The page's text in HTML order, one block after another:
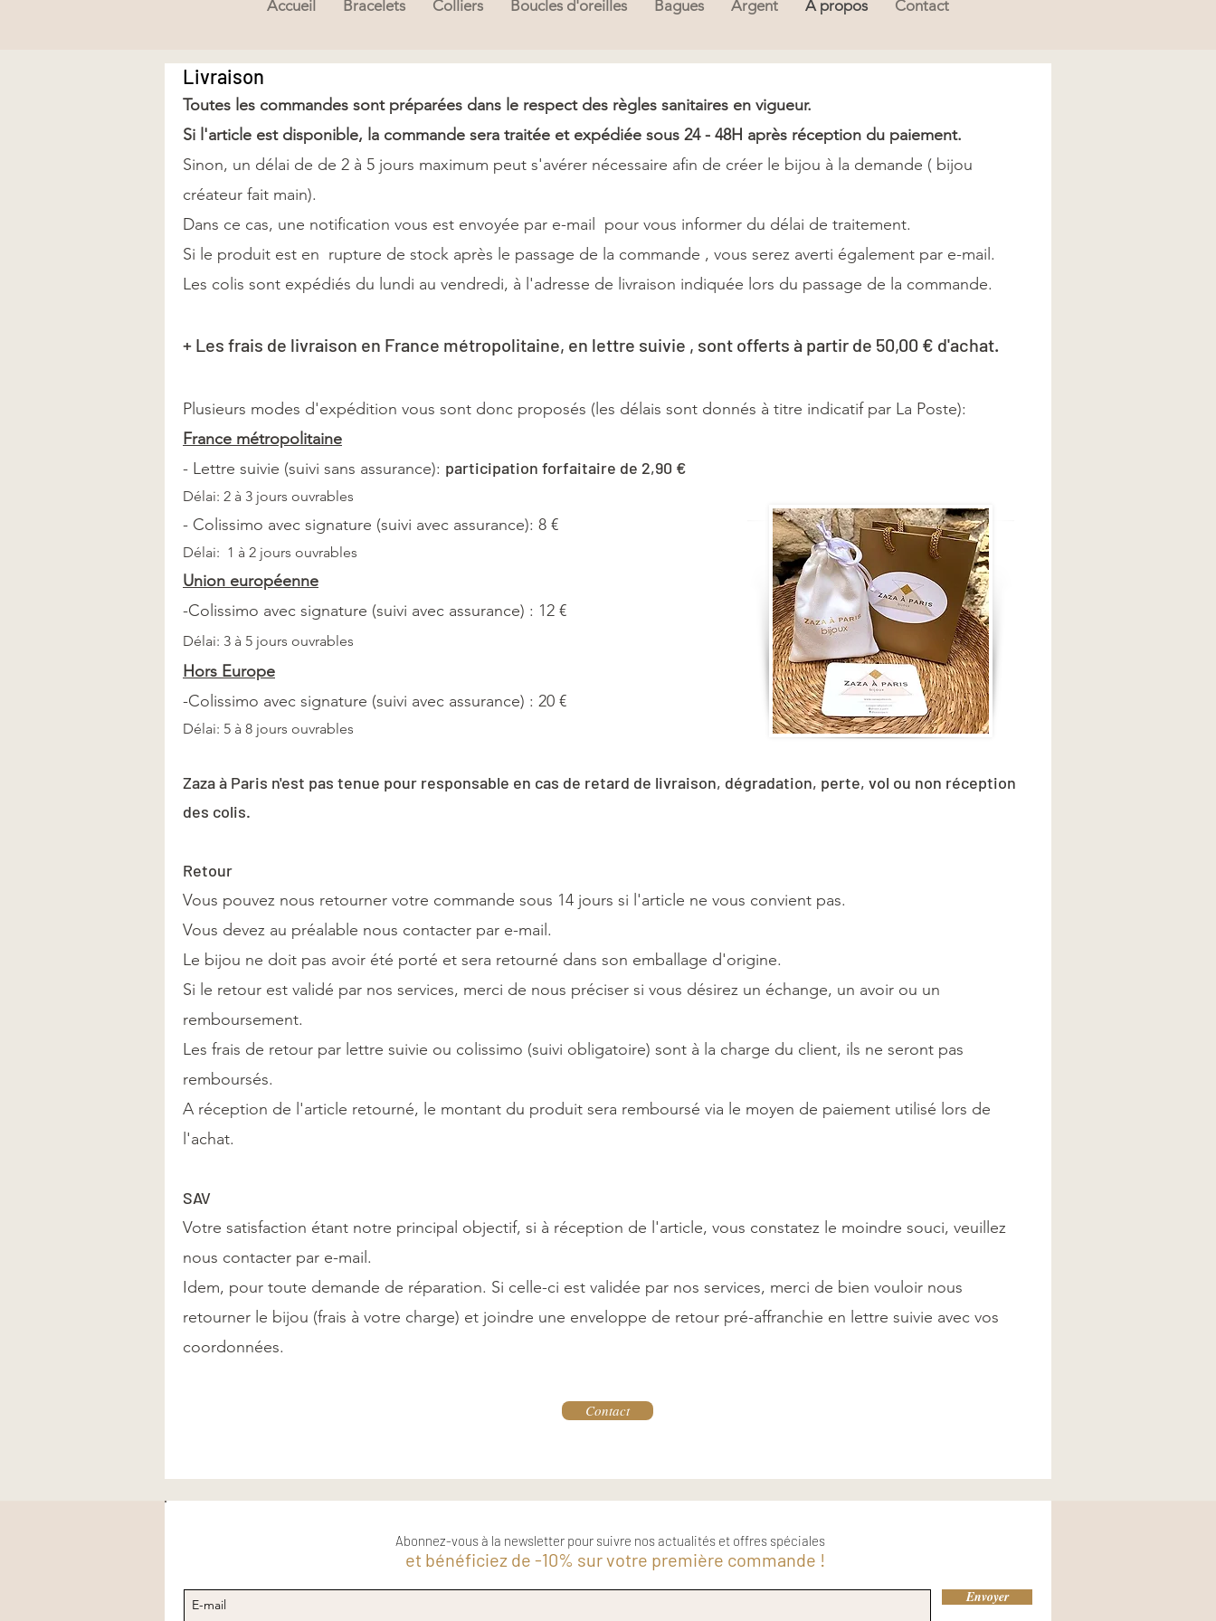
Accueil Bracelets Colliers Boucles d'oreilles Bagues Argent À propos Contact
Livraison
Toutes les commandes sont préparées dans le respect des règles sanitaires en vigueur.
Si l'article est disponible, la commande sera traitée et expédiée sous 24 - 48H après réception du paiement.
Sinon, un délai de de 2 à 5 jours maximum peut s'avérer nécessaire afin de créer le bijou à la demande ( bijou
créateur fait main).
Dans ce cas, une notification vous est envoyée par e-mail pour vous informer du délai de traitement.
Si le produit est en rupture de stock après le passage de la commande , vous serez averti également par e-mail.
Les colis sont expédiés du lundi au vendredi, à l'adresse de livraison indiquée lors du passage de la commande.
+ Les frais de livraison en France métropolitaine, en lettre suivie , sont offerts à partir de 50,00 € d'achat.
Plusieurs modes d'expédition vous sont donc proposés (les délais sont donnés à titre indicatif par La Poste):
France métropolitaine
- Lettre suivie (suivi sans assurance): participation forfaitaire de 2,90 €
Délai: 2 à 3 jours ouvrables
- Colissimo avec signature (suivi avec assurance): 8 €
Délai: 1 à 2 jours ouvrables
Union européenne
-Colissimo avec signature (suivi avec assurance) : 12 €
Délai: 3 à 5 jours ouvrables
Hors Europe
-Colissimo avec signature (suivi avec assurance) : 20 €
Délai: 5 à 8 jours ouvrables
Zaza à Paris n'est pas tenue pour responsable en cas de retard de livraison, dégradation, perte, vol ou non réception
des colis.
Retour
Vous pouvez nous retourner votre commande sous 14 jours si l'article ne vous convient pas.
Vous devez au préalable nous contacter par e-mail.
Le bijou ne doit pas avoir été porté et sera retourné dans son emballage d'origine.
Si le retour est validé par nos services, merci de nous préciser si vous désirez un échange, un avoir ou un
remboursement.
Les frais de retour par lettre suivie ou colissimo (suivi obligatoire) sont à la charge du client, ils ne seront pas
remboursés.
A réception de l'article retourné, le montant du produit sera remboursé via le moyen de paiement utilisé lors de
l'achat. ​
SAV
Votre satisfaction étant notre principal objectif, si à réception de l'article, vous constatez le moindre souci, veuillez
nous contacter par e-mail.
Idem, pour toute demande de réparation. Si celle-ci est validée par nos services, merci de bien vouloir nous
retourner le bijou (frais à votre charge) et joindre une enveloppe de retour pré-affranchie en lettre suivie avec vos
coordonnées.
Contact
Abonnez-vous à la newsletter pour suivre nos actualités et offres spéciales
et bénéficiez de -10% sur votre première commande !
Envoyer